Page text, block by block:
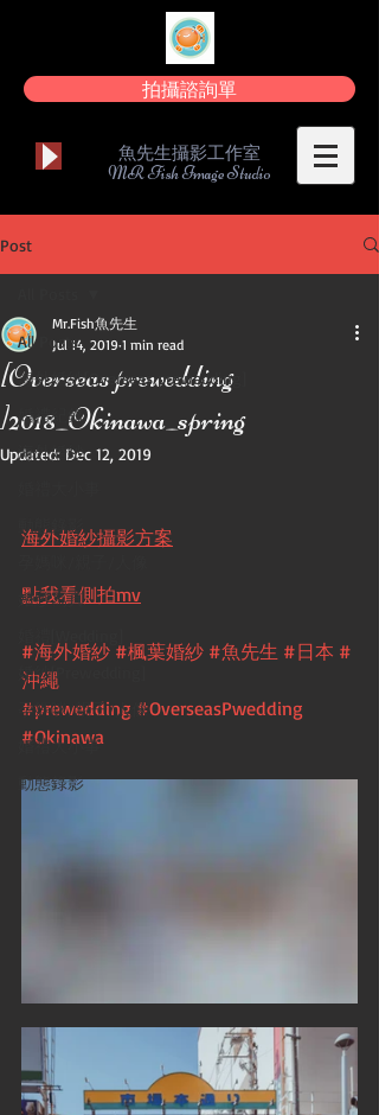
拍攝諮詢單
魚先生攝影工作室
MR Fish Image Studio
Post
All Posts
海外婚紗[Overseas prewedding]
婚禮紀錄
海外婚紗
動態錄影
婚紗寫真
婚紗[Prewedding]
孕媽咪/親子/人像
婚禮大小事
動態錄影
[Overseas prewedding
]2018_Okinawa_spring
Mr.Fish魚先生
Jul 14, 2019 1 min read
Updated: Dec 12, 2019
海外婚紗攝影方案
點我看側拍mv
#海外婚紗 #楓葉婚紗 #魚先生 #日本 #
沖繩
#prewedding #OverseasPwedding
#Okinawa